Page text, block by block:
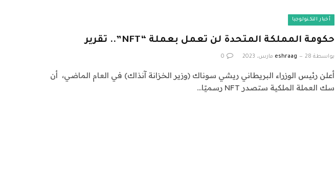
أخبار التكنولوجيا
حكومة المملكة المتحدة لن تعمل بعملة “NFT”.. تقرير
بواسطة eshraag 28 مارس، 2023 0
أعلن رئيس الوزراء البريطاني ريشي سوناك (وزير الخزانة آنذاك) في العام الماضي، أن
سك العملة الملكية ستصدر NFT رسميًا…